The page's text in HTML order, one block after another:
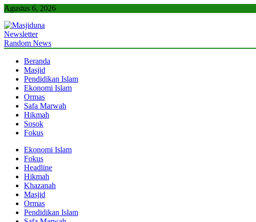
Skip
content
Agustus 6, 2026
Masjiduna
Referensi Berita Islam Indonesia
Newsletter
Random News
Beranda
Masjid
Pendidikan Islam
Ekonomi Islam
Ormas
Safa Marwah
Hikmah
Sosok
Fokus
Ekonomi Islam
Fokus
Headline
Hikmah
Khazanah
Masjid
Ormas
Pendidikan Islam